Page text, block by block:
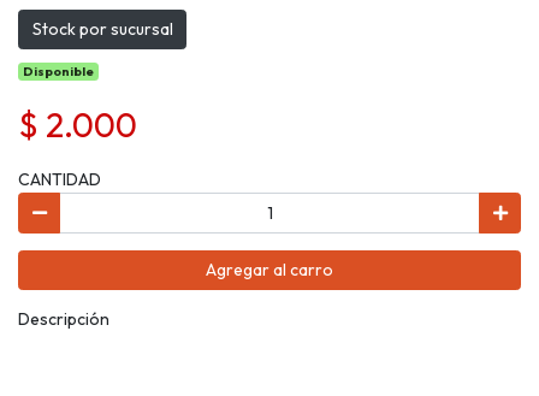
Stock por sucursal
Disponible
$ 2.000
CANTIDAD
Agregar al carro
Descripción